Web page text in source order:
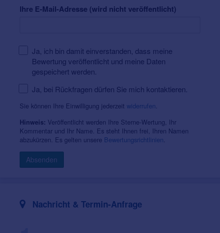
Ihre E-Mail-Adresse (wird nicht veröffentlicht)
Ja, ich bin damit einverstanden, dass meine
Bewertung veröffentlicht und meine Daten
gespeichert werden.
Ja, bei Rückfragen dürfen Sie mich kontaktieren.
Sie können Ihre Einwilligung jederzeit widerrufen
Hinweis: Veröffentlicht werden Ihre Sterne-Wertung, Ihr
Kommentar und Ihr Name. Es steht Ihnen frei, Ihren Namen
abzukürzen. Es gelten unsere Bewertungsrichtlinien
Absenden
Nachricht & Termin-Anfrage